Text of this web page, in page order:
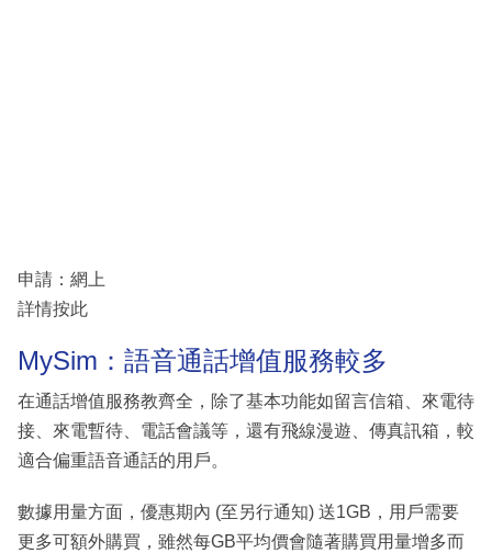
申請：網上
詳情按此
MySim：語音通話增值服務較多
在通話增值服務教齊全，除了基本功能如留言信箱、來電待
接、來電暫待、電話會議等，還有飛線漫遊、傳真訊箱，較
適合偏重語音通話的用戶。
數據用量方面，優惠期內 (至另行通知) 送1GB，用戶需要
更多可額外購買，雖然每GB平均價會隨著購買用量增多而